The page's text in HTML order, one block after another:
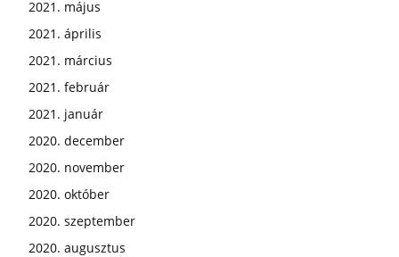
2021. május
2021. április
2021. március
2021. február
2021. január
2020. december
2020. november
2020. október
2020. szeptember
2020. augusztus